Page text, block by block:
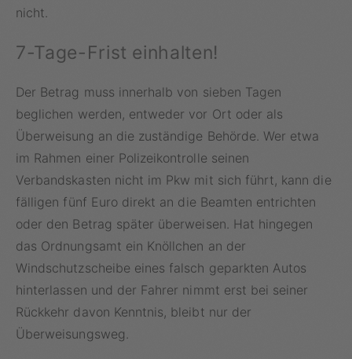
nicht.
7-Tage-Frist einhalten!
Der Betrag muss innerhalb von sieben Tagen
beglichen werden, entweder vor Ort oder als
Überweisung an die zuständige Behörde. Wer etwa
im Rahmen einer Polizeikontrolle seinen
Verbandskasten nicht im Pkw mit sich führt, kann die
fälligen fünf Euro direkt an die Beamten entrichten
oder den Betrag später überweisen. Hat hingegen
das Ordnungsamt ein Knöllchen an der
Windschutzscheibe eines falsch geparkten Autos
hinterlassen und der Fahrer nimmt erst bei seiner
Rückkehr davon Kenntnis, bleibt nur der
Überweisungsweg.